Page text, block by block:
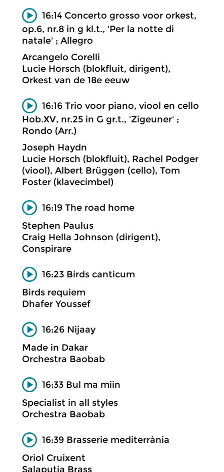
16:14 Concerto grosso voor orkest,
op.6, nr.8 in g kl.t., 'Per la notte di
natale' ; Allegro
Arcangelo Corelli
Lucie Horsch (blokfluit, dirigent),
Orkest van de 18e eeuw
16:16 Trio voor piano, viool en cello
Hob.XV, nr.25 in G gr.t., 'Zigeuner' ;
Rondo (Arr.)
Joseph Haydn
Lucie Horsch (blokfluit), Rachel Podger
(viool), Albert Brüggen (cello), Tom
Foster (klavecimbel)
16:19 The road home
Stephen Paulus
Craig Hella Johnson (dirigent),
Conspirare
16:23 Birds canticum
Birds requiem
Dhafer Youssef
16:26 Nijaay
Made in Dakar
Orchestra Baobab
16:33 Bul ma miin
Specialist in all styles
Orchestra Baobab
16:39 Brasserie mediterrània
Oriol Cruixent
Salaputia Brass